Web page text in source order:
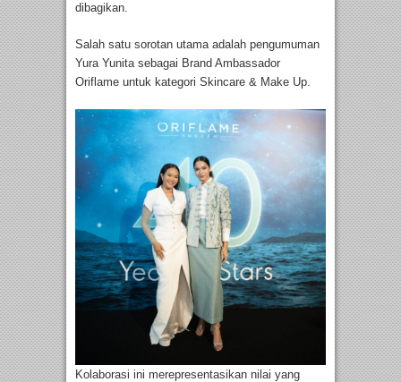
dibagikan.
Salah satu sorotan utama adalah pengumuman
Yura Yunita sebagai Brand Ambassador
Oriflame untuk kategori Skincare & Make Up.
Kolaborasi ini merepresentasikan nilai yang